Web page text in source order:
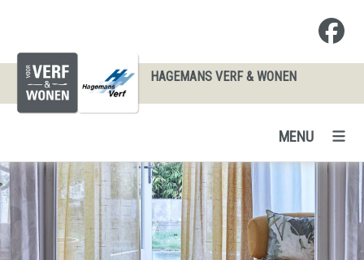
HAGEMANS VERF & WONEN
MENU